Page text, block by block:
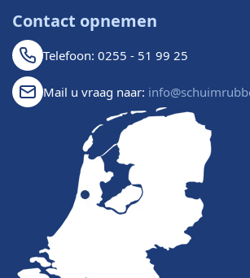
Contact opnemen
Telefoon: 0255 - 51 99 25
Mail u vraag naar: